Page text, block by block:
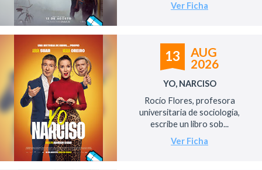
Ver Ficha
13
AUG
2026
YO, NARCISO
Rocío Flores, profesora
universitaria de sociología,
escribe un libro sob...
Ver Ficha